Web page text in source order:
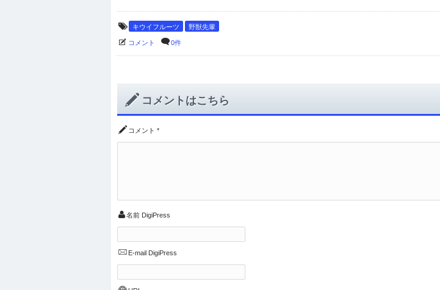
キウイフルーツ 野獣先輩
コメント 0件
コメントはこちら
コメント *
名前 DigiPress
E-mail DigiPress